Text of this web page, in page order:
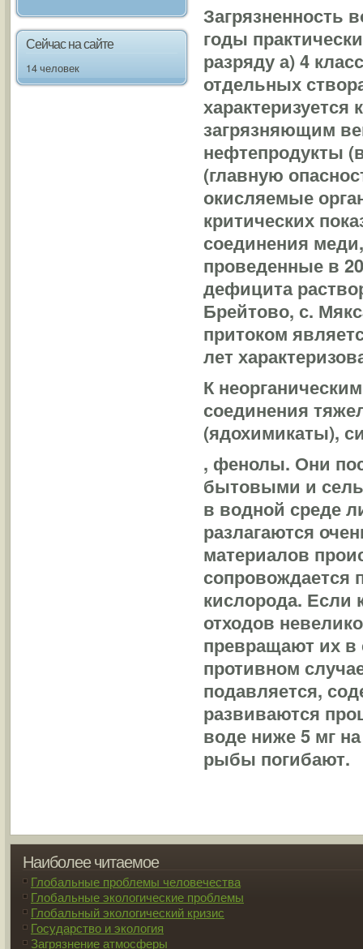
Сейчас на сайте
14 человек
Загрязненность
годы
разряду а) 4
отдельных
характеризуется
загрязняющим
нефтепродукты
(главную
окисляемые
критических
соединения
проведенные в
дефицита
Брейтово, с.
притоком
лет
К
соединения
(ядохимикаты),
, фенолы. Они
бытовыми и
в водной среде
разлагаются
материалов
сопровождается
кислорода. Если
отходов
превращают их в
противном
подавляется,
развиваются
воде ниже 5 мг
рыбы погибают.
Наиболее читаемое
Глобальные проблемы человечества
Глобальные экологические проблемы
Глобальный экологический кризис
Государство и экология
Загрязнение атмосферы